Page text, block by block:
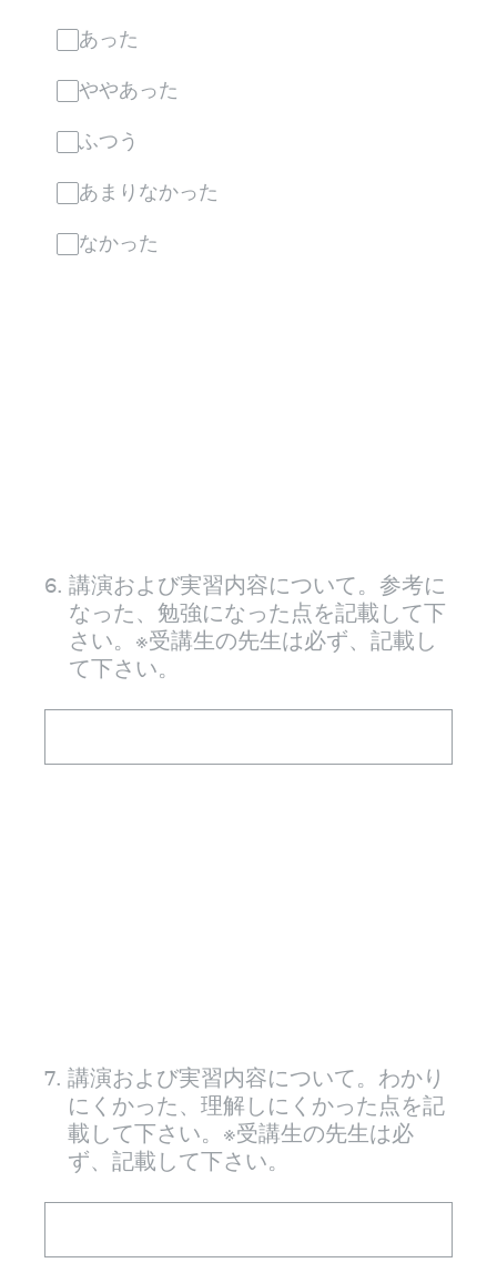
あった
ややあった
ふつう
あまりなかった
なかった
6. 講演および実習内容について。参考に
なった、勉強になった点を記載して下
さい。※受講生の先生は必ず、記載し
て下さい。
7. 講演および実習内容について。わかり
にくかった、理解しにくかった点を記
載して下さい。※受講生の先生は必
ず、記載して下さい。